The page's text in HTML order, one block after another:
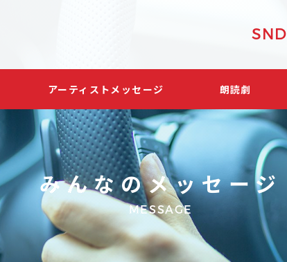
SND
アーティストメッセージ 朗読劇
みんなのメッセージ
MESSAGE